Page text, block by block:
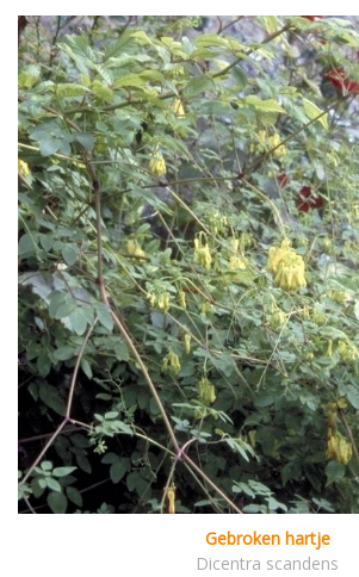
Gebroken hartje
Dicentra scandens